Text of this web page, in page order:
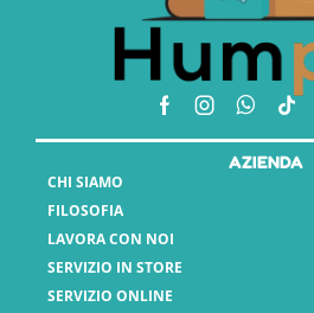
AZIENDA
CHI SIAMO
FILOSOFIA
LAVORA CON NOI
SERVIZIO IN STORE
SERVIZIO ONLINE